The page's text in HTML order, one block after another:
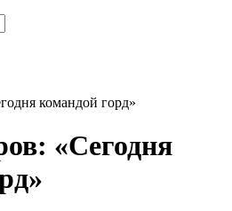
командой горд»
«Сегодня